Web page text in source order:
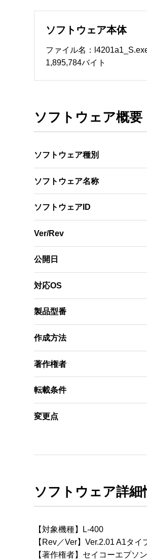
ソフトウェアの保証範囲
・ソフトウェアは、予告
著作権者
ソフトウェア本体
ファイル名：
1,895,784バイト
ソフトウェア概要
ソフトウェア種別
ソフトウェア名称
ソフトウェアID
Ver/Rev
公開日
対応OS
製品型番
作成方法
著作権者
転載条件
変更点
ソフトウェア詳細
【対象機種】L-400
【Rev／Ver】Ver.2.01 A1タイ
【著作権者】セイコーエプソン